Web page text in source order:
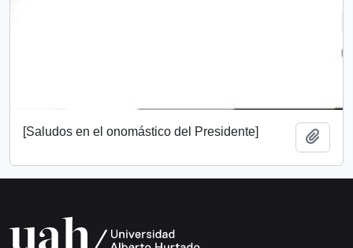
[Saludos en el onomástico del Presidente]